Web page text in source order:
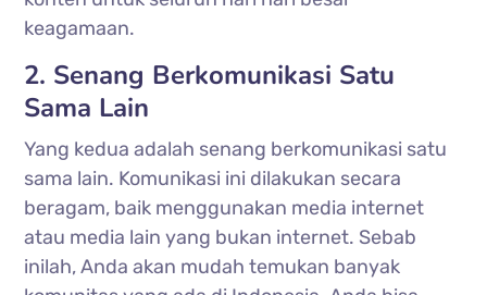
keagamaan.
2. Senang Berkomunikasi Satu
Sama Lain
Yang kedua adalah senang berkomunikasi satu
sama lain. Komunikasi ini dilakukan secara
beragam, baik menggunakan media internet
atau media lain yang bukan internet. Sebab
inilah, Anda akan mudah temukan banyak